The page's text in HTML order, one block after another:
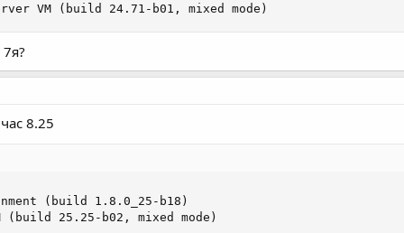
VM (build 24.71-b01, mixed mode)
8.25
(build 1.8.0_25-b18)
(build 25.25-b02, mixed mode)